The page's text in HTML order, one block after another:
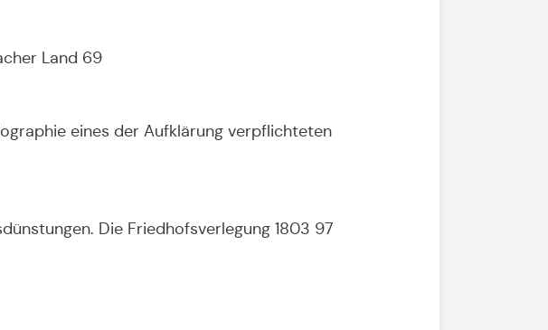
Land 69
eines der Aufklärung verpflichteten
Die Friedhofsverlegung 1803 97